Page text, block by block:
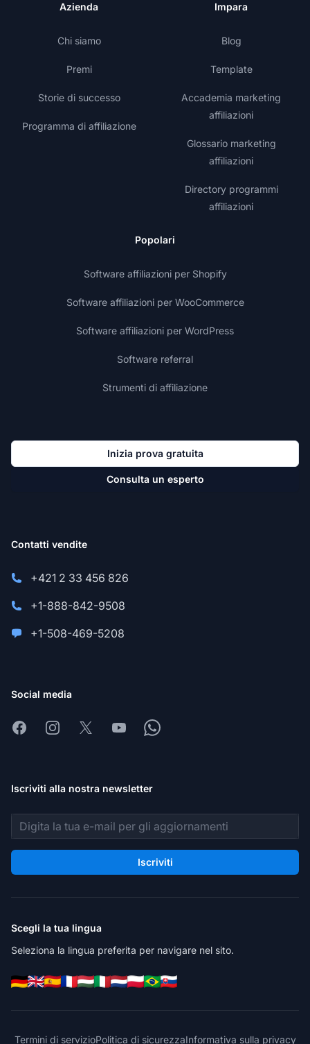
Azienda
Chi siamo
Premi
Storie di successo
Programma di affiliazione
Impara
Blog
Template
Accademia marketing
affiliazioni
Glossario marketing
affiliazioni
Directory programmi
affiliazioni
Popolari
Software affiliazioni per Shopify
Software affiliazioni per WooCommerce
Software affiliazioni per WordPress
Software referral
Strumenti di affiliazione
Inizia prova gratuita
Consulta un esperto
Contatti vendite
+421 2 33 456 826
+1-888-842-9508
+1-508-469-5208
Social media
FacebookInstagram
X YoutubeWhatsapp
Iscriviti alla nostra newsletter
Indirizzo email
Iscriviti
Scegli la tua lingua
Seleziona la lingua preferita per navigare nel sito.
Termini di servizioPolitica di sicurezzaInformativa sulla privacy